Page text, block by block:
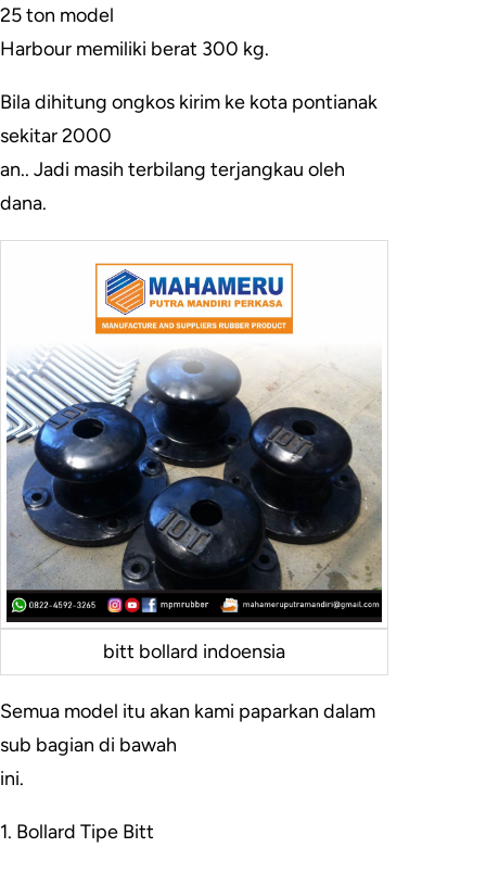
25 ton model
Harbour memiliki berat 300 kg.
Bila dihitung ongkos kirim ke kota pontianak
sekitar 2000
an.. Jadi masih terbilang terjangkau oleh
dana.
bitt bollard indoensia
Semua model itu akan kami paparkan dalam
sub bagian di bawah
ini.
1. Bollard Tipe Bitt